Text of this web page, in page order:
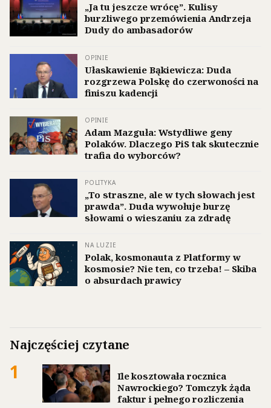
„Ja tu jeszcze wrócę”. Kulisy
burzliwego przemówienia Andrzeja
Dudy do ambasadorów
OPINIE
Ułaskawienie Bąkiewicza: Duda
rozgrzewa Polskę do czerwoności na
finiszu kadencji
OPINIE
Adam Mazguła: Wstydliwe geny
Polaków. Dlaczego PiS tak skutecznie
trafia do wyborców?
POLITYKA
„To straszne, ale w tych słowach jest
prawda”. Duda wywołuje burzę
słowami o wieszaniu za zdradę
NA LUZIE
Polak, kosmonauta z Platformy w
kosmosie? Nie ten, co trzeba! – Skiba
o absurdach prawicy
Najczęściej czytane
1
Ile kosztowała rocznica
Nawrockiego? Tomczyk żąda
faktur i pełnego rozliczenia